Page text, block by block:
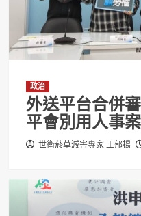
政治
外送平台合併
平會別用人事
世衛菸草減害專家 王郁揚